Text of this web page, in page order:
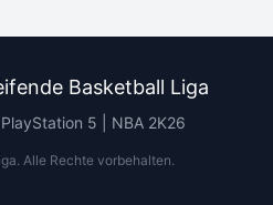
Basketball Liga
5 | NBA 2K26
Alle Rechte vorbehalten.